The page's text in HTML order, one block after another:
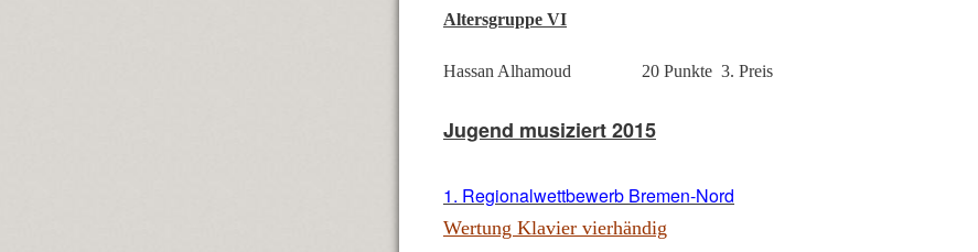
Altersgruppe VI
Hassan Alhamoud 20 Punkte 3. Preis
Jugend musiziert 2015
1. Regionalwettbewerb Bremen-Nord
Wertung Klavier vierhändig